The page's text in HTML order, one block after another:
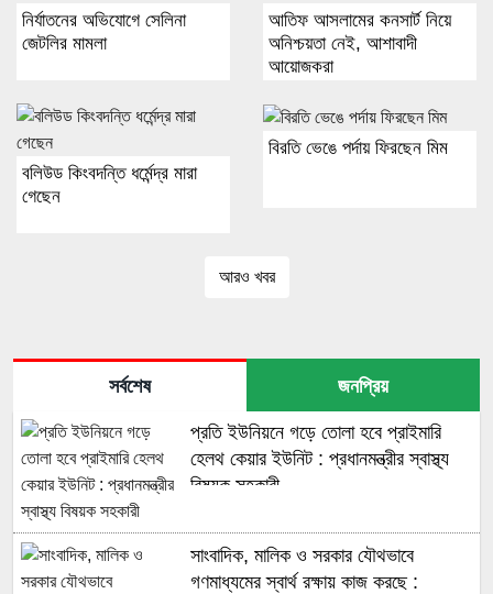
নির্যাতনের অভিযোগে সেলিনা
জেটলির মামলা
আতিফ আসলামের কনসার্ট নিয়ে
অনিশ্চয়তা নেই, আশাবাদী
আয়োজকরা
বলিউড কিংবদন্তি ধর্মেন্দ্র মারা
গেছেন
বিরতি ভেঙে পর্দায় ফিরছেন মিম
আরও খবর
সর্বশেষ জনপ্রিয়
প্রতি ইউনিয়নে গড়ে তোলা হবে প্রাইমারি
হেলথ কেয়ার ইউনিট : প্রধানমন্ত্রীর স্বাস্থ্য
বিষয়ক সহকারী
সাংবাদিক, মালিক ও সরকার যৌথভাবে
গণমাধ্যমের স্বার্থ রক্ষায় কাজ করছে :